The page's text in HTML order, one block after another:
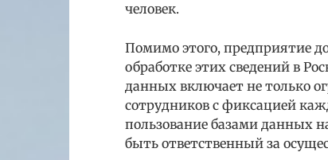
человек.
Помимо этого, предприятие
обработке этих сведений в
данных включает не только
сотрудников с фиксацией
пользование базами данных
быть ответственный за